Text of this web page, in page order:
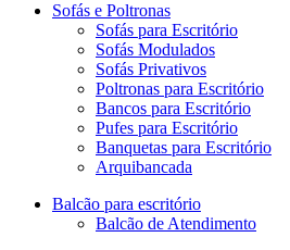
Sofás e Poltronas
Sofás para Escritório
Sofás Modulados
Sofás Privativos
Poltronas para Escritório
Bancos para Escritório
Pufes para Escritório
Banquetas para Escritório
Arquibancada
Balcão para escritório
Balcão de Atendimento